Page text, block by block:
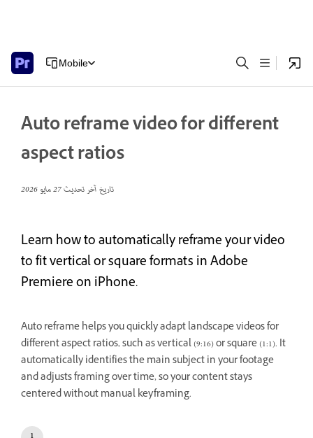
Mobile
Auto reframe video for different
aspect ratios
تاريخ آخر تحديث27 مايو 2026
Learn how to automatically reframe your video
to fit vertical or square formats in Adobe
Premiere on iPhone.
Auto reframe helps you quickly adapt landscape videos for
different aspect ratios, such as vertical (9:16) or square (1:1). It
automatically identifies the main subject in your footage
and adjusts framing over time, so your content stays
centered without manual keyframing.